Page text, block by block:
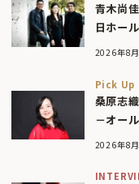
青木尚
日ホー
2026年8
Pick Up
桑原志
－オー
2026年8